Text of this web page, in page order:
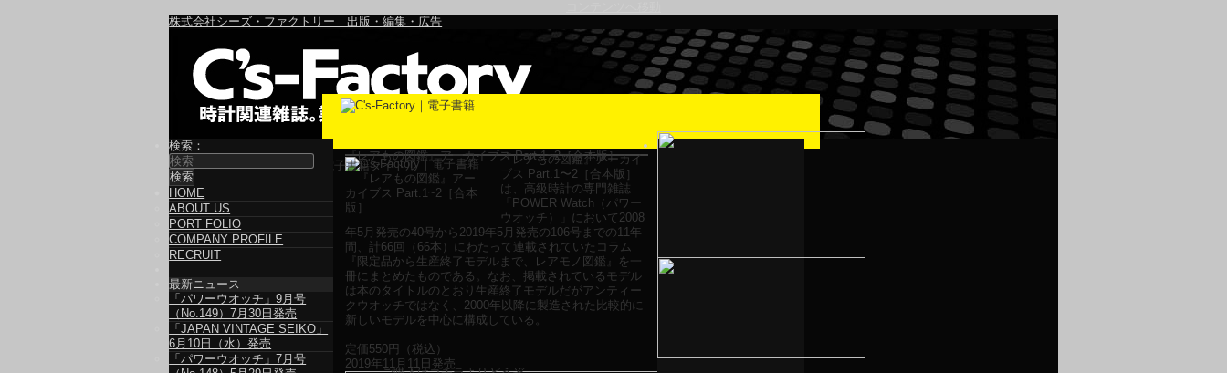
株式会社シーズ・ファクトリー｜出版・編集・広告
電子書籍タイトル
『レアもの図鑑』アーカイブス Part.1~2［合本版］
『レアもの図鑑』アーカイ
ブス Part.1〜2［合本版］
は、高級時計の専門雑誌
「POWER Watch（パワー
ウオッチ）」において2008
年5月発売の40号から2019年5月発売の106号までの11年
間、計66回（66本）にわたって連載されていたコラム
『限定品から生産終了モデルまで、レアモノ図鑑』を一
冊にまとめたものである。なお、掲載されているモデル
は本のタイトルのとおり生産終了モデルだがアンティー
クウオッチではなく、2000年以降に製造された比較的に
新しいモデルを中心に構成している。
定価550円（税込）
2019年11月11日発売
検索：
HOME
ABOUT US
PORT FOLIO
COMPANY PROFILE
RECRUIT
最新ニュース
「パワーウオッチ」9月号
（No.149）7月30日発売
「JAPAN VINTAGE SEIKO」
6月10日（水）発売
「パワーウオッチ」7月号